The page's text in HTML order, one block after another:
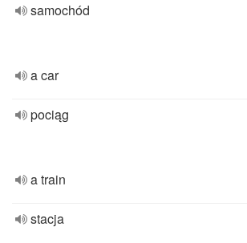
samochód
a car
pociąg
a train
stacja